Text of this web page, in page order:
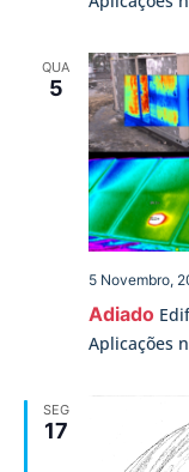
QUA
5
Adiado
Aplicações
5 Novembro,
SEG
17